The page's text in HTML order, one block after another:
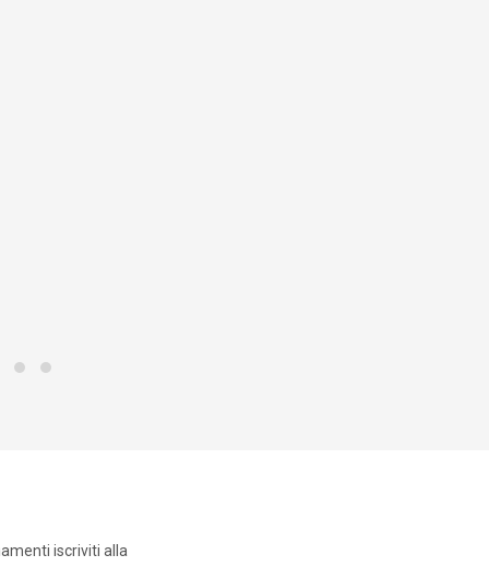
iscriviti alla